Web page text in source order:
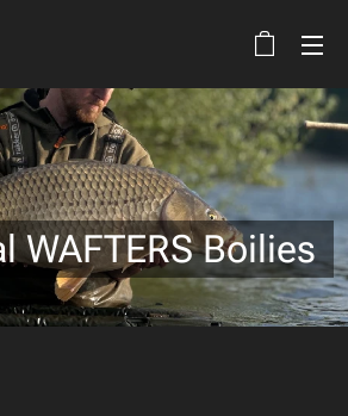
WAFTERS Boilies